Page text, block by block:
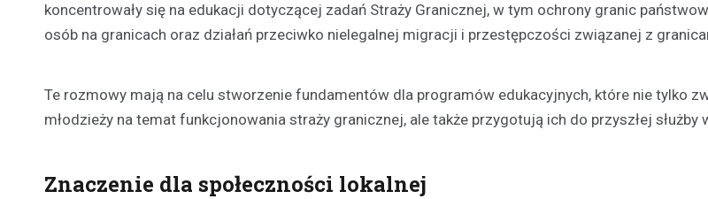
koncentrowały się na edukacji dotyczącej zadań Straży Granicznej, w tym ochrony granic
osób na granicach oraz działań przeciwko nielegalnej migracji i przestępczości związanej z
Te rozmowy mają na celu stworzenie fundamentów dla programów edukacyjnych, które nie tylko
młodzieży na temat funkcjonowania straży granicznej, ale także przygotują ich do przyszłej służby
Znaczenie dla społeczności lokalnej
która padła
23-latka, będąc